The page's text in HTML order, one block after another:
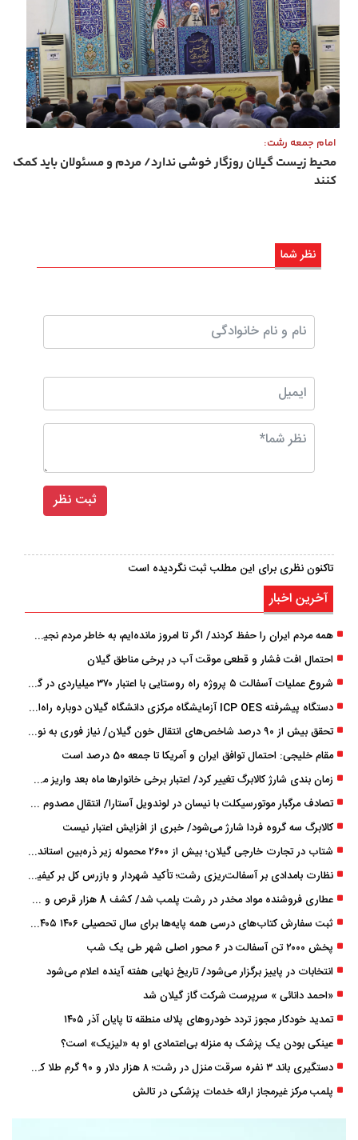
امام جمعه رشت:
محیط زیست گیلان روزگار خوشی ندارد/ مردم و مسئولان باید کمک
کنند
نظر شما
تاکنون نظری برای این مطلب ثبت نگردیده است
آخرین اخبار
همه مردم ایران را حفظ کردند/ اگر تا امروز مانده‌ایم، به ‌خاطر مردم نجیب ایران بوده است
احتمال افت فشار و قطعی موقت آب در برخی مناطق گیلان
شروع عملیات آسفالت ۵ پروژه راه ‌روستایی با اعتبار ۳۷۰ میلیاردی در گیلان
دستگاه پیشرفته ICP OES آزمایشگاه مرکزی دانشگاه گیلان دوباره راه‌اندازی شد
تحقق بیش از ۹۰ درصد شاخص‌های انتقال خون گیلان/ نیاز فوری به نوسازی تجهیزات آزمایشگاهی
مقام خلیجی: احتمال توافق ایران و آمریکا تا جمعه 50 درصد است
زمان ‌بندی شارژ کالابرگ تغییر کرد/ اعتبار برخی خانوارها ماه بعد واریز می‌شود
تصادف مرگبار موتورسیکلت با نیسان در لوندویل آستارا/ انتقال مصدوم با اورژانس هوایی به رشت
کالابرگ سه گروه فردا شارژ می‌شود/ خبری از افزایش اعتبار نیست
شتاب در تجارت خارجی گیلان؛ بیش از ۲۶۰۰ محموله زیر ذره‌بین استاندارد
نظارت بامدادی بر آسفالت‌ریزی رشت؛ تأکید شهردار و بازرس کل بر کیفیت اجرای پروژه‌ها
عطاری فروشنده مواد مخدر در رشت پلمب شد/ کشف 8 هزار قرص و 50 لیتر شربت توهم ‌زا
ثبت سفارش کتاب‌های درسی همه پایه‌ها برای سال تحصیلی ۱۴۰۶ ۱۴۰۵ فعال شد
پخش ۲۰۰۰ تن آسفالت در ۶ محور اصلی شهر طی یک شب
انتخابات در پاییز برگزار می‌شود/ تاریخ نهایی هفته آینده اعلام می‌شود
«احمد دانائی » سرپرست شرکت گاز گیلان شد
تمدید خودكار مجوز تردد خودروهای پلاك منطقه تا پایان آذر ۱۴۰۵
عینکی‌ بودن یک پزشک به منزله بی‌اعتمادی او به «لیزیک» است؟
دستگیری باند ۳ نفره سرقت منزل در رشت؛ ۸ هزار دلار و ۹۰ گرم طلا کشف شد
پلمب مرکز غیرمجاز ارائه خدمات پزشکی در تالش